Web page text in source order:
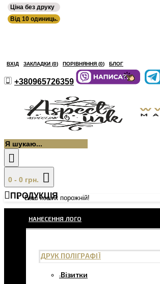
ВХІД ЗАКЛАДКИ (0) ПОРІВНЯННЯ (0) БЛОГ
+380965726359
0 - 0 грн.
Ваш кошик порожній!
ПРОДУКЦІЯ
НАНЕСЕННЯ ЛОГО
ДРУК ПОЛІГРАФІЇ
Візитки
Ціна без друку
Від 10 одиниць.